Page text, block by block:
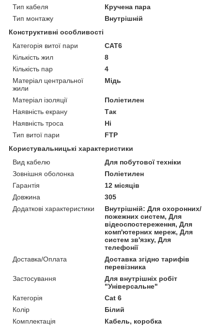
Тип кабеля
Кручена пара
Тип монтажу
Внутрішній
Конструктивні особливості
Категорія витої пари
CAT6
Кількість жил
8
Кількість пар
4
Матеріал центральної
жили
Мідь
Матеріал ізоляції
Поліетилен
Наявність екрану
Так
Наявність троса
Ні
Тип витої пари
FTP
Користувальницькі характеристики
Вид кабелю
Для побутової техніки
Зовнішня оболонка
Поліетилен
Гарантія
12 місяців
Довжина
305
Додаткові характеристики
Внутрішній: Для охоронних/
пожежних систем, Для
відеоспостереження, Для
комп'ютерних мереж, Для
систем зв'язку, Для
телефонії
Доставка/Оплата
Доставка згідно тарифів
перевізника
Застосування
Для внутрішніх робіт
"Універсальне"
Категорія
Cat 6
Колір
Білий
Комплектація
Кабель, коробка